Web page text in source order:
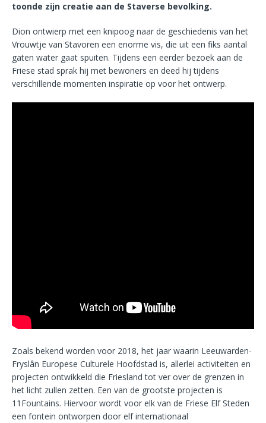
toonde zijn creatie aan de Staverse bevolking.
Dion ontwierp met een knipoog naar de geschiedenis van het
Vrouwtje van Stavoren een enorme vis, die uit een fiks aantal
gaten water gaat spuiten. Tijdens een eerder bezoek aan de
Friese stad sprak hij met bewoners en deed hij tijdens
verschillende momenten inspiratie op voor het ontwerp.
Zoals bekend worden voor 2018, het jaar waarin Leeuwarden-
Fryslân Europese Culturele Hoofdstad is, allerlei activiteiten en
projecten ontwikkeld die Friesland tot ver over de grenzen in
het licht zullen zetten. Een van de grootste projecten is
11Fountains. Hiervoor wordt voor elk van de Friese Elf Steden
een fontein ontworpen door elf internationaal